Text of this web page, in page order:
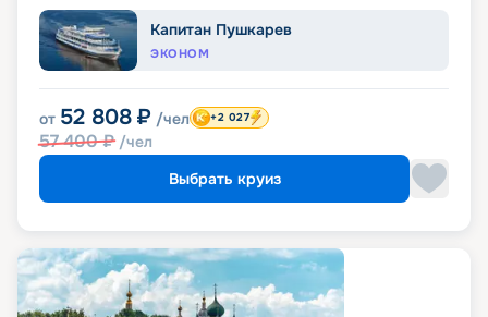
Капитан Пушкарев
ЭКОНОМ
от 52 808 ₽ /чел
57 400₽ /чел
+2 027
Выбрать круиз